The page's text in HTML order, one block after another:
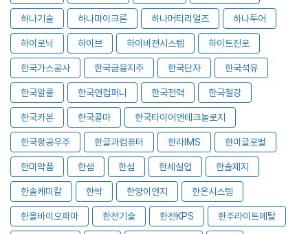
하나기술 하나마이크론 하나머티리얼즈 하나투어
하이로닉 하이브 하이비젼시스템 하이트진로
한국가스공사 한국금융지주 한국단자 한국석유
한국알콜 한국앤컴퍼니 한국전력 한국철강
한국카본 한국콜마 한국타이어앤테크놀로지
한국항공우주 한글과컴퓨터 한라IMS 한미글로벌
한미약품 한샘 한섬 한세실업 한솔제지
한솔케미칼 한싹 한양이엔지 한온시스템
한올바이오파마 한전기술 한전KPS 한주라이트메탈